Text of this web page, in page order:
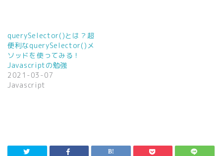
ド
ウ
で
開
き
ま
す
)
さ
い
(
新
し
い
ウ
ィ
ン
querySelector()とは？超
便利なquerySelector()メ
ソッドを使ってみる！
Javascriptの勉強
2021-03-07
Javascript